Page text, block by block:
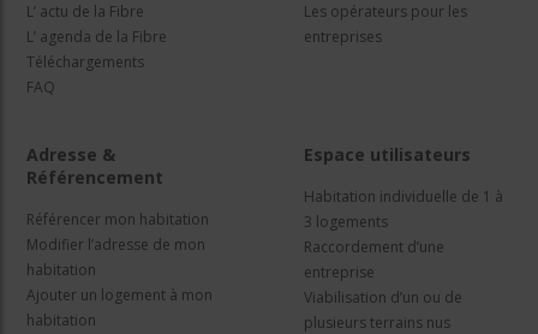
L’ actu de la Fibre
L’ agenda de la Fibre
Téléchargements
FAQ
Les opérateurs pour les
entreprises
Adresse &
Référencement
Référencer mon habitation
Modifier l’adresse de mon
habitation
Ajouter un logement à mon
habitation
Espace utilisateurs
Habitation individuelle de 1 à
3 logements
Raccordement d’une
entreprise
Viabilisation d’un ou de
plusieurs terrains nus